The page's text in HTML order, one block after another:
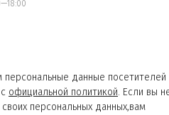
данные посетителей
официальной политикой. Если вы
персональных данных,вам